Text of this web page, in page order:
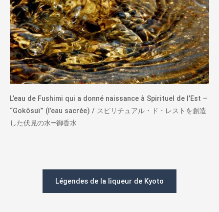
L’eau de Fushimi qui a donné naissance à Spirituel de l’Est –
“Gokōsuï” (l’eau sacrée) / スピリチュアル・ド・レストを創造
した伏見の水―御香水
Légendes de la liqueur de Kyoto